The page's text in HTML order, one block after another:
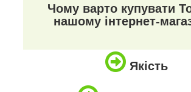
Чому варто купувати
нашому інтернет-
Якість